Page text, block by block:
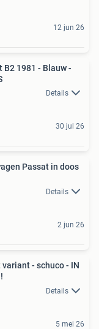
12 jun 26
B2 1981 - Blauw -
Details
30 jul 26
Passat in doos
Details
2 jun 26
- schuco - IN
Details
5 mei 26